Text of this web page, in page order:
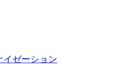
イゼーション